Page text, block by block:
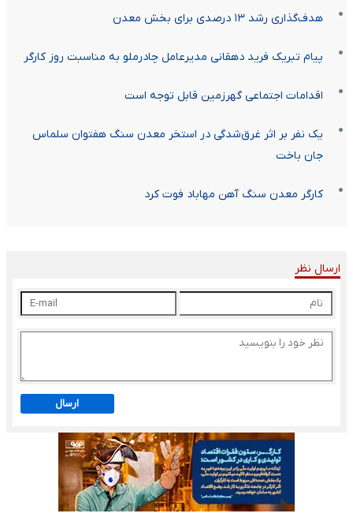
هدف‌گذاری رشد ۱۳ درصدی برای بخش معدن
پیام تبریک فرید دهقانی مدیرعامل چادرملو به مناسبت روز کارگر
اقدامات اجتماعی گهرزمین قابل توجه است
یک نفر بر اثر غرق‌شدگی در استخر معدن سنگ هفتوان سلماس
جان باخت
کارگر معدن سنگ آهن مهاباد فوت کرد
ارسال نظر
ارسال